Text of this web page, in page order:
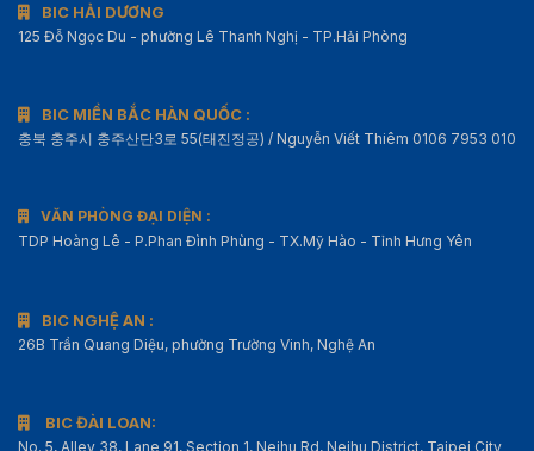
BIC HẢI DƯƠNG
125 Đỗ Ngọc Du - phường Lê Thanh Nghị - TP.Hải Phòng
BIC MIỀN BẮC HÀN QUỐC :
충북 충주시 충주산단3로 55(태진정공) / Nguyễn Viết Thiêm 0106 7953 010
VĂN PHÒNG ĐẠI DIỆN :
TDP Hoàng Lê - P.Phan Đình Phùng - TX.Mỹ Hào - Tỉnh Hưng Yên
BIC NGHỆ AN :
26B Trần Quang Diệu, phường Trường Vinh, Nghệ An
BIC ĐÀI LOAN:
No. 5, Alley 38, Lane 91, Section 1, Neihu Rd, Neihu District, Taipei City